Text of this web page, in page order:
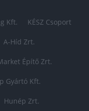
Kft. KÉSZ Csoport
A-Híd Zrt.
Építő Zrt.
Gyártó Kft.
Hunép Zrt.